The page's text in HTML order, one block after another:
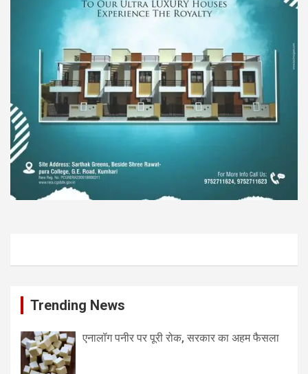
Trending News
एनालॉग पनीर पर पूरी रोक, सरकार का अहम फैसला